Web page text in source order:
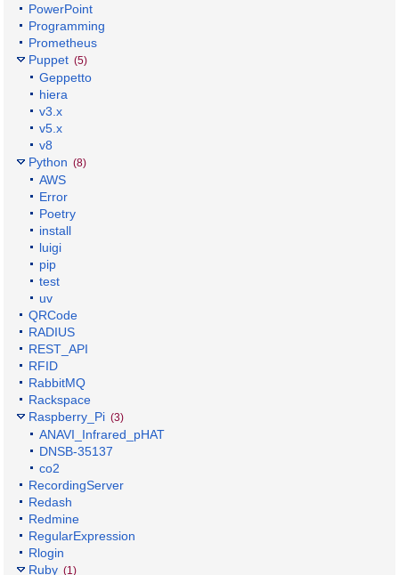
PowerPoint
Programming
Prometheus
Puppet (5)
Geppetto
hiera
v3.x
v5.x
v8
Python (8)
AWS
Error
Poetry
install
luigi
pip
test
uv
QRCode
RADIUS
REST_API
RFID
RabbitMQ
Rackspace
Raspberry_Pi (3)
ANAVI_Infrared_pHAT
DNSB-35137
co2
RecordingServer
Redash
Redmine
RegularExpression
Rlogin
Ruby (1)